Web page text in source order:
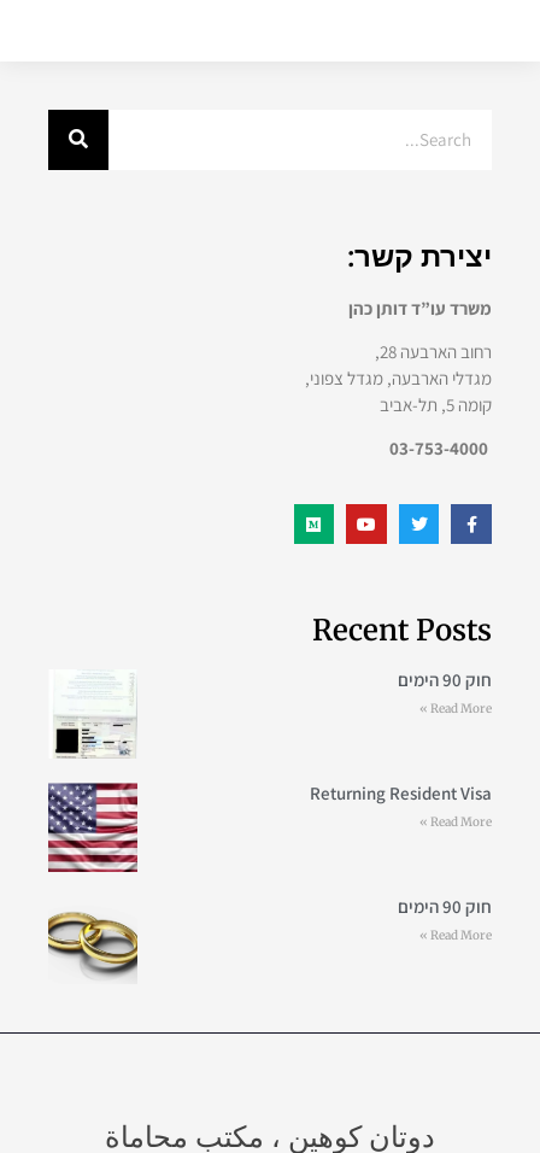
יצירת קשר:
משרד עו”ד דותן כהן
רחוב הארבעה 28,
מגדלי הארבעה, מגדל צפוני,
קומה 5, תל-אביב
Recent Posts
חוק 90 הימים
Read More »
Returning Resident Visa
Read More »
חוק 90 הימים
Read More »
دوتان كوهين ، مكتب محاماة